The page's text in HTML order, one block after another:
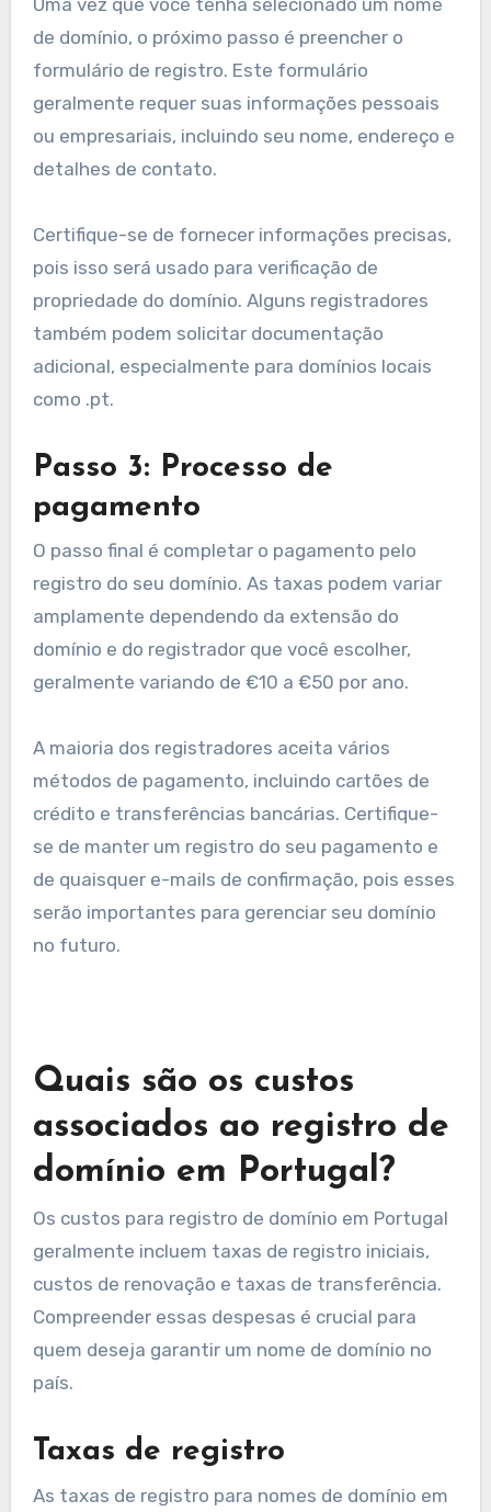
Considere usar extensões de domínio populares,
como .pt, .com ou .net. Cada extensão tem suas
próprias implicações; por exemplo, .pt é
especificamente para entidades baseadas em
local.
Passo 2: Preencher o
formulário de registro
formulário de registro. Este formulário
ou empresariais, incluindo seu nome, endereço e
detalhes de contato.
Certifique-se de fornecer informações precisas,
pois isso será usado para verificação de
propriedade do domínio. Alguns registradores
adicional, especialmente para domínios locais
como .pt.
Passo 3: Processo de
pagamento
geralmente variando de €10 a €50 por ano.
A maioria dos registradores aceita vários
métodos de pagamento, incluindo cartões de
crédito e transferências bancárias. Certifique-
se de manter um registro do seu pagamento e
de quaisquer e-mails de confirmação, pois esses
serão importantes para gerenciar seu domínio
no futuro.